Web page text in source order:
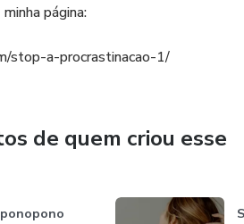
página:
stop-a-procrastinacao-1/
de quem criou esse